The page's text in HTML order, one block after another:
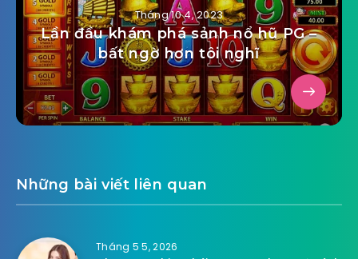
Tháng 10 4, 2023
Lần đầu khám phá sảnh nổ hũ PG –
bất ngờ hơn tôi nghĩ
Những bài viết liên quan
Tháng 5 5, 2026